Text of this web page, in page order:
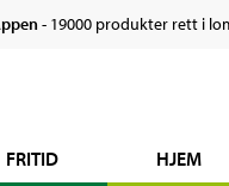
- 19000 produkter rett i
FRITID HJEM